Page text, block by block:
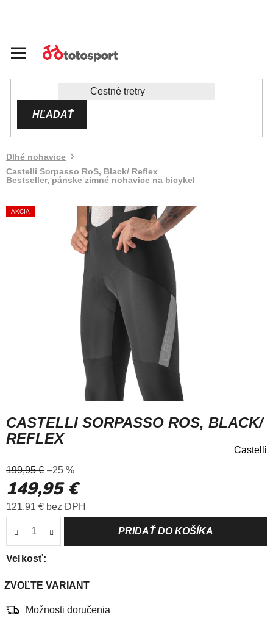
HĽADAŤ
Dlhé nohavice
Castelli Sorpasso RoS, Black/ Reflex
Bestseller, pánske zimné nohavice na bicykel
CASTELLI SORPASSO ROS, BLACK/
REFLEX
hodnotenie
produktu
0,0
hviezdičiek.
Castelli
Veľkosť
ZVOĽTE VARIANT
Možnosti doručenia
199,95 € –25 %
149,95 €
121,91 € bez DPH
AKCIA